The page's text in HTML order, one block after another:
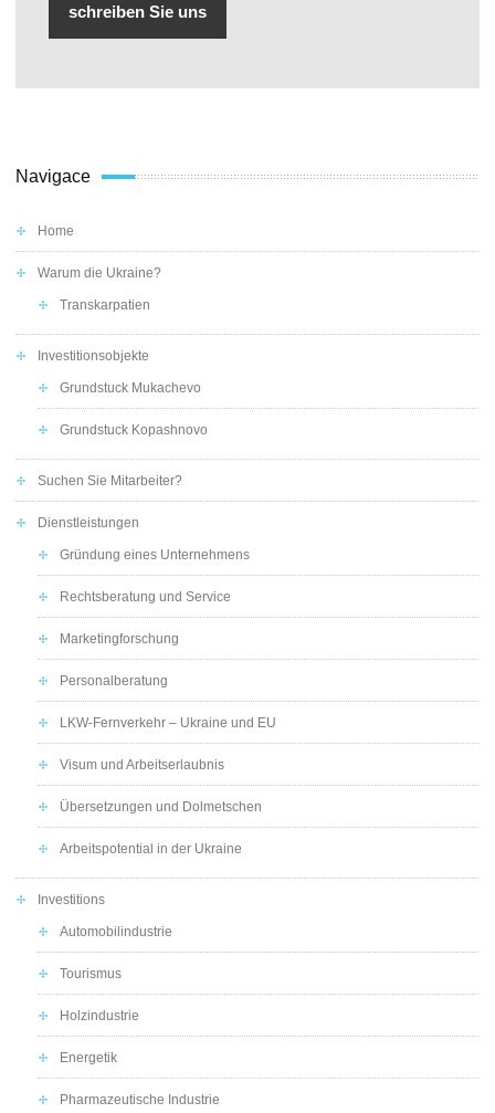
schreiben Sie uns
Navigace
Home
Warum die Ukraine?
Transkarpatien
Investitionsobjekte
Grundstuck Mukachevo
Grundstuck Kopashnovo
Suchen Sie Mitarbeiter?
Dienstleistungen
Gründung eines Unternehmens
Rechtsberatung und Service
Marketingforschung
Personalberatung
LKW-Fernverkehr – Ukraine und EU
Visum und Arbeitserlaubnis
Übersetzungen und Dolmetschen
Arbeitspotential in der Ukraine
Investitions
Automobilindustrie
Tourismus
Holzindustrie
Energetik
Pharmazeutische Industrie